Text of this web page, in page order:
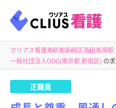
クリアス看護東京都新宿区高田馬場駅
一般社団法人ODG(東京都,新宿区) の
正職員